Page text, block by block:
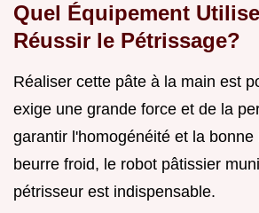
Quel Équipement
Réussir le Pétrissage?
Réaliser cette pâte à la main est
exige une grande force et de la
garantir l'homogénéité et la bonne
beurre froid, le robot pâtissier
pétrisseur est indispensable.